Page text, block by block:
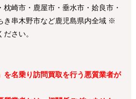
枕崎市・鹿屋市・垂水市・姶良市・
き串木野市など鹿児島県内全域 ※
さい。
を名乗り訪問買取を行う悪質業者が